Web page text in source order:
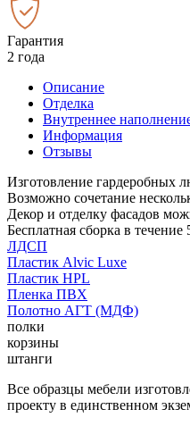
Гарантия
2 года
Описание
Отделка
Внутреннее
Информация
Отзывы
Изготовление гардеробных
Возможно сочетание
Декор и отделку фасадов
Бесплатная сборка в течение
ЛДСП
Пластик Alvic Luxe
Пластик HPL
Пленка ПВХ
Полотно АГТ (МДФ)
полки
корзины
штанги
Все образцы мебели
проекту в единственном